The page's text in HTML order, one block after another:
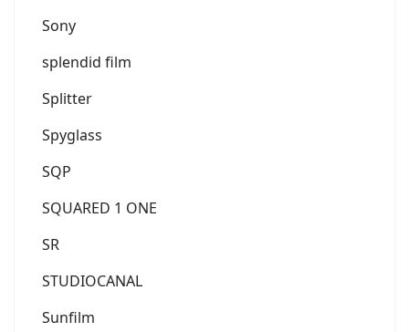
Sony
splendid film
Splitter
Spyglass
SQP
SQUARED 1 ONE
SR
STUDIOCANAL
Sunfilm